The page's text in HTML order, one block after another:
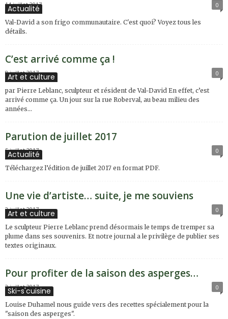
14 juillet 2017 0
Actualité
Val-David a son frigo communautaire. C'est quoi? Voyez tous les
détails.
C’est arrivé comme ça !
8 juillet 2017 0
Art et culture
par Pierre Leblanc, sculpteur et résident de Val-David En effet, c’est
arrivé comme ça. Un jour sur la rue Roberval, au beau milieu des
années...
Parution de juillet 2017
5 juillet 2017 0
Actualité
Téléchargez l’édition de juillet 2017 en format PDF.
Une vie d’artiste… suite, je me souviens
2 juillet 2017 0
Art et culture
Le sculpteur Pierre Leblanc prend désormais le temps de tremper sa
plume dans ses souvenirs. Et notre journal a le privilège de publier ses
textes originaux.
Pour profiter de la saison des asperges…
2 juillet 2017 0
Ski-s'cuisine
Louise Duhamel nous guide vers des recettes spécialement pour la
"saison des asperges".